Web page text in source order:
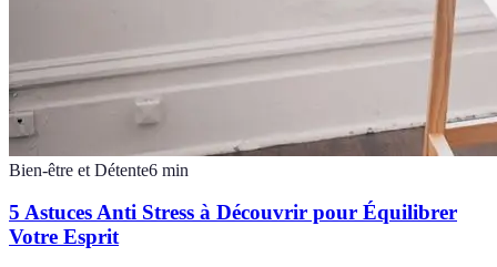
Bien-être et Détente6 min
5 Astuces Anti Stress à Découvrir pour Équilibrer
Votre Esprit